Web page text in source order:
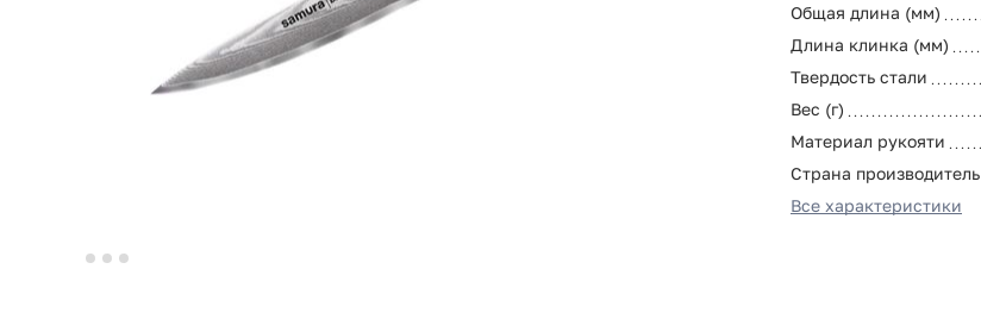
Общая длина (мм)
Длина клинка (мм)
Твердость стали
Вес (г)
Материал рукояти
Страна производитель
Все характеристики